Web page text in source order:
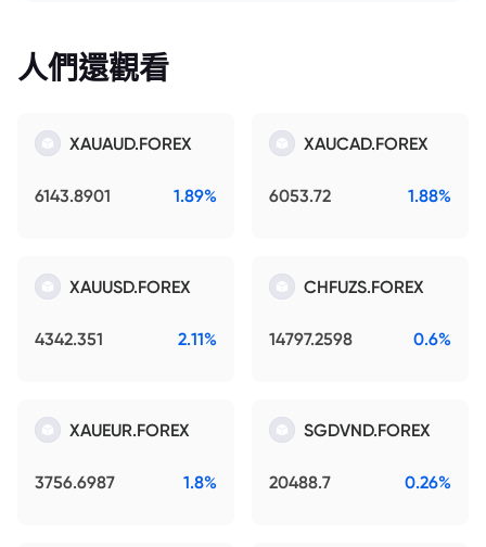
人們還觀看
XAUAUD.FOREX
6143.8901 1.89%
XAUCAD.FOREX
6053.72 1.88%
XAUUSD.FOREX
4342.351 2.11%
CHFUZS.FOREX
14797.2598 0.6%
XAUEUR.FOREX
3756.6987 1.8%
SGDVND.FOREX
20488.7 0.26%